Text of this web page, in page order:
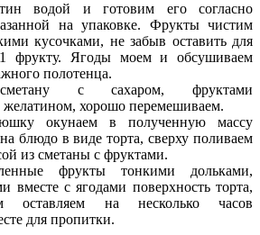
водой и готовим его согласно
на упаковке. Фрукты чистим
кусочками, не забыв оставить для
фрукту. Ягоды моем и обсушиваем
полотенца.
с сахаром, фруктами
хорошо перемешиваем.
окунаем в полученную массу
блюдо в виде торта, сверху поливаем
из сметаны с фруктами.
фрукты тонкими дольками,
вместе с ягодами поверхность торта,
оставляем на несколько часов
для пропитки.